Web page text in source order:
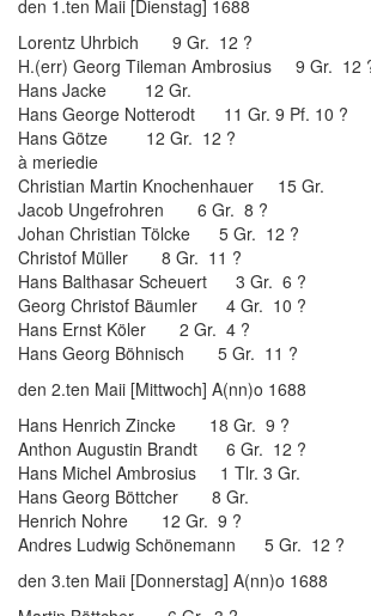
den 1.ten Maii [Dienstag] 1688
Lorentz Uhrbich 9 Gr. 12 ?
H.(err) Georg Tileman Ambrosius 9 Gr. 12
Hans Jacke 12 Gr.
Hans George Notterodt 11 Gr. 9 Pf. 10 ?
Hans Götze 12 Gr. 12 ?
à meriedie
Christian Martin Knochenhauer 15 Gr.
Jacob Ungefrohren 6 Gr. 8 ?
Johan Christian Tölcke 5 Gr. 12 ?
Christof Müller 8 Gr. 11 ?
Hans Balthasar Scheuert 3 Gr. 6 ?
Georg Christof Bäumler 4 Gr. 10 ?
Hans Ernst Köler 2 Gr. 4 ?
Hans Georg Böhnisch 5 Gr. 11 ?
den 2.ten Maii [Mittwoch] A(nn)o 1688
Hans Henrich Zincke 18 Gr. 9 ?
Anthon Augustin Brandt 6 Gr. 12 ?
Hans Michel Ambrosius 1 Tlr. 3 Gr.
Hans Georg Böttcher 8 Gr.
Henrich Nohre 12 Gr. 9 ?
Andres Ludwig Schönemann 5 Gr. 12 ?
den 3.ten Maii [Donnerstag] A(nn)o 1688